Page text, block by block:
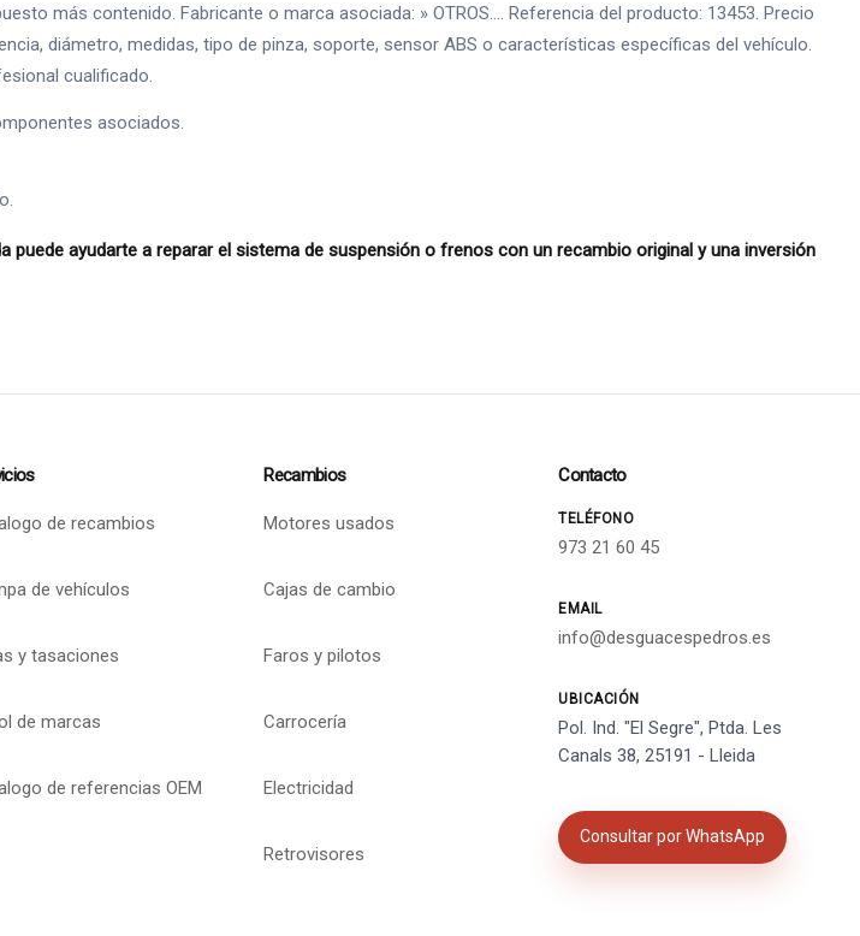
más contenido. Fabricante o marca asociada: » OTROS.... Referencia del producto: 13453. Precio
diámetro, medidas, tipo de pinza, soporte, sensor ABS o características específicas del vehículo.
cualificado.
asociados.
puede ayudarte a reparar el sistema de suspensión o frenos con un recambio original y una inversión
de recambios
de vehículos
y tasaciones
de marcas
de referencias OEM
Recambios
Motores usados
Cajas de cambio
Faros y pilotos
Carrocería
Electricidad
Retrovisores
Contacto
TELÉFONO
973 21 60 45
EMAIL
info@desguacespedros.es
UBICACIÓN
Pol. Ind. "El Segre", Ptda. Les
Canals 38, 25191 - Lleida
Consultar por WhatsApp